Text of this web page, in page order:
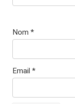
Nom *
Email *